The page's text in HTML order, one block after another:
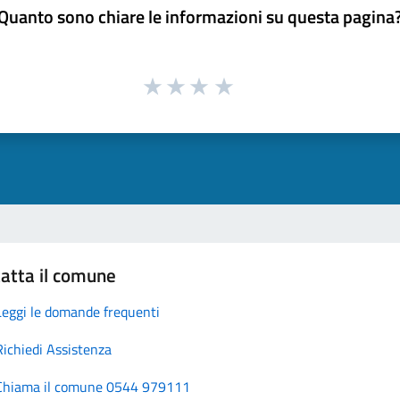
sono chiare le informazioni su questa
il comune
le domande frequenti
Assistenza
il comune 0544 979111